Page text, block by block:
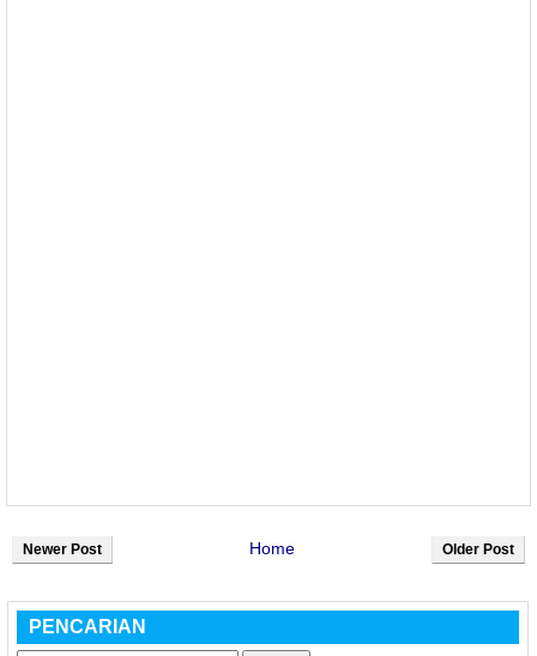
Newer Post Older Post
Home
PENCARIAN